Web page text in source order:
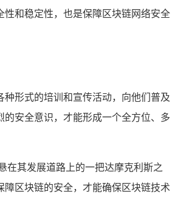
和稳定性，也是保障区块链网络安全
形式的培训和宣传活动，向他们普及
安全意识，才能形成一个全方位、多
在其发展道路上的一把达摩克利斯之
区块链的安全，才能确保区块链技术